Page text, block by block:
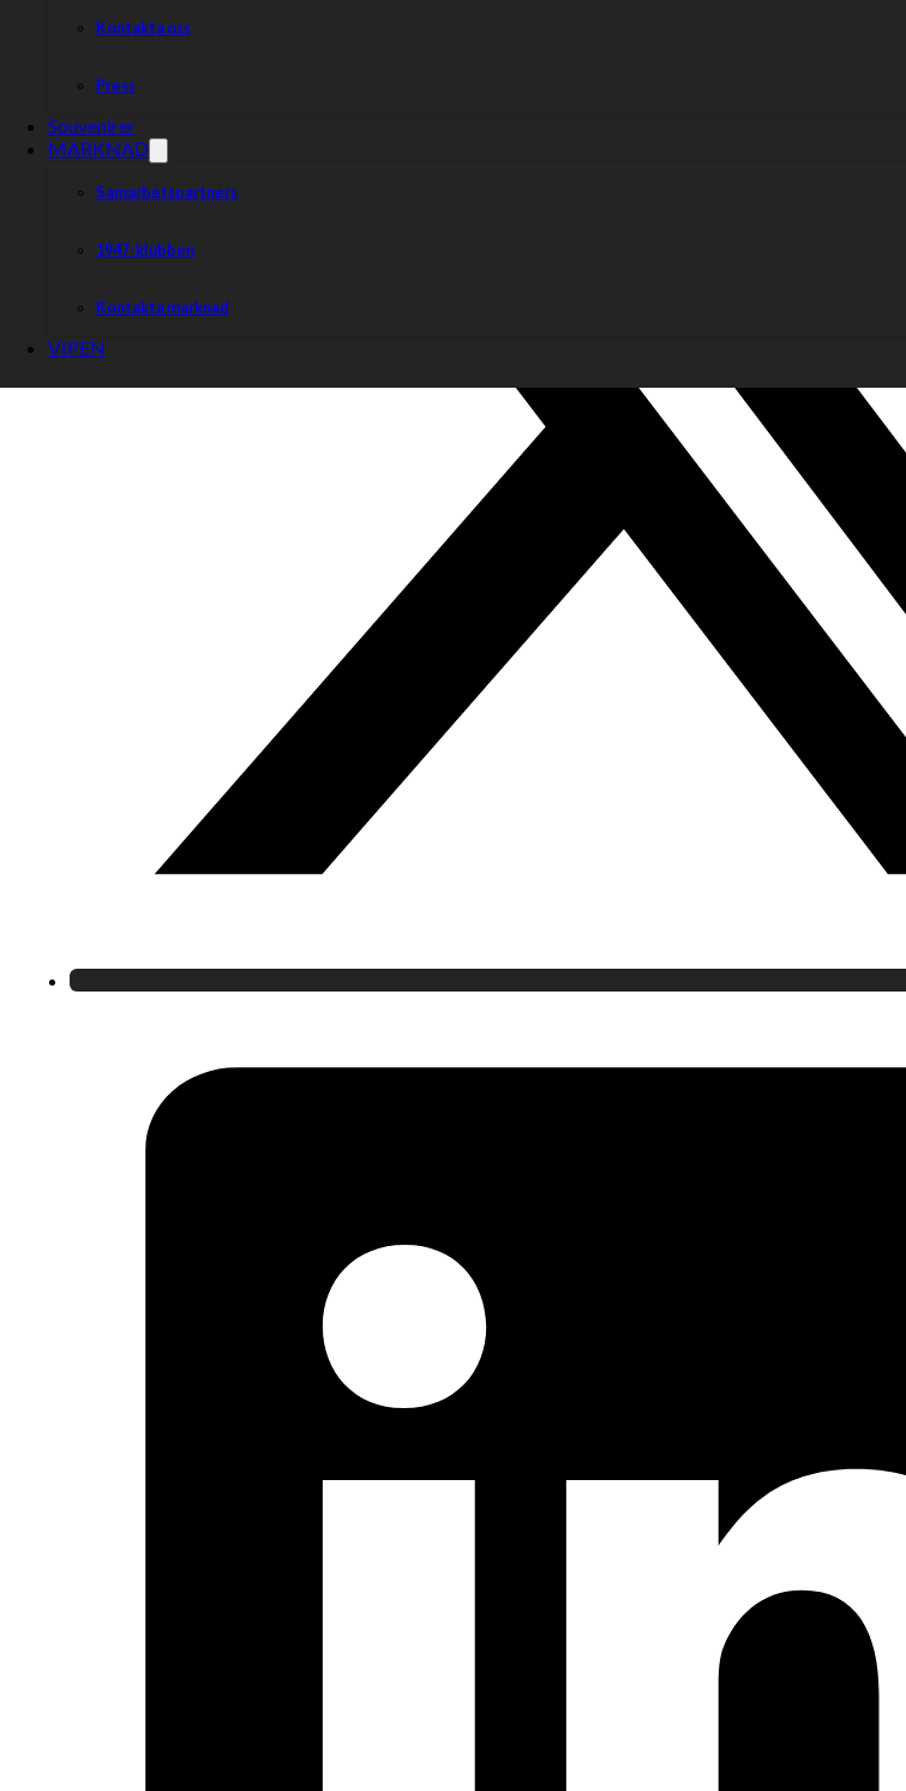
Kontakta oss
Press
Souvenirer
MARKNAD
Samarbetspartners
1947-klubben
Kontakta marknad
VIPEN